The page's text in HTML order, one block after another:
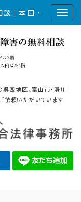
富山の弁護士による交通事故・後遺障害相談｜本田総合法律事務所
西地区、富山市・滑川
依頼いただいています